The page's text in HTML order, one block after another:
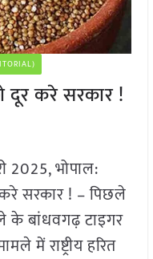
दूर करे सरकार !
भोपाल:
सरकार ! – पिछले
के बांधवगढ़ टाइगर
में राष्ट्रीय हरित